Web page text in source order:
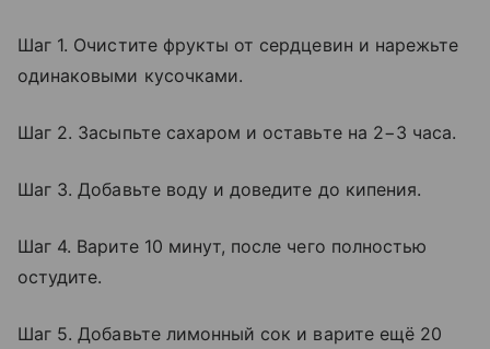
Шаг 1. Очистите фрукты от сердцевин и нарежьте
одинаковыми кусочками.
Шаг 2. Засыпьте сахаром и оставьте на 2−3 часа.
Шаг 3. Добавьте воду и доведите до кипения.
Шаг 4. Варите 10 минут, после чего полностью
остудите.
Шаг 5. Добавьте лимонный сок и варите ещё 20